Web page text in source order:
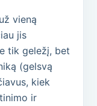
vieną
jis
tik geležį, bet
(gelsvą
kiek
ir